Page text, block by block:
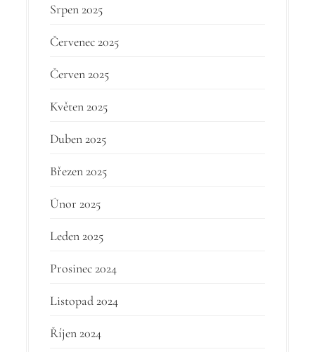
Srpen 2025
Červenec 2025
Červen 2025
Květen 2025
Duben 2025
Březen 2025
Únor 2025
Leden 2025
Prosinec 2024
Listopad 2024
Říjen 2024